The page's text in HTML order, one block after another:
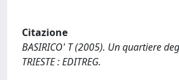
Citazione
BASIRICO' T (2005). Un quartiere
TRIESTE : EDITREG.